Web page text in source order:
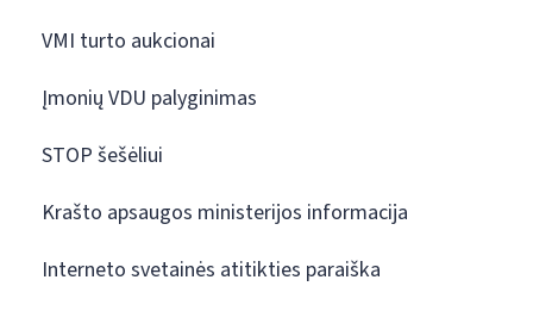
VMI turto aukcionai
Įmonių VDU palyginimas
STOP šešėliui
Krašto apsaugos ministerijos informacija
Interneto svetainės atitikties paraiška